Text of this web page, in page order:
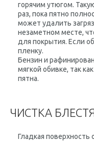
горячим утюгом.
раз, пока пятно
может удалить
незаметном месте,
для покрытия. Если
пленку.
Бензин и
мягкой обивке, так
пятна.
ЧИСТКА
Гладкая